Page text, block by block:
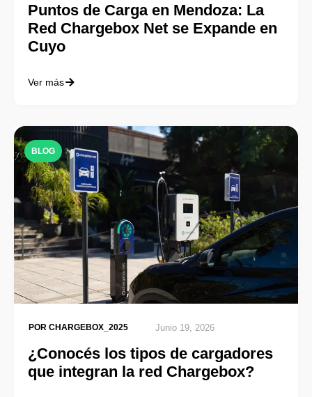
Puntos de Carga en Mendoza: La
Red Chargebox Net se Expande en
Cuyo
Ver más
BLOG
POR CHARGEBOX_2025 Junio 19, 2026
¿Conocés los tipos de cargadores
que integran la red Chargebox?